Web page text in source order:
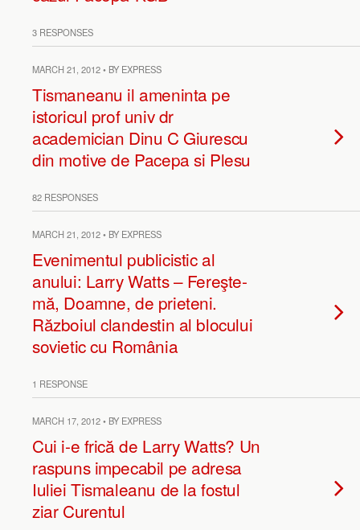
3 RESPONSES
MARCH 21, 2012 • BY EXPRESS
Tismaneanu il ameninta pe
istoricul prof univ dr
academician Dinu C Giurescu
din motive de Pacepa si Plesu
82 RESPONSES
MARCH 21, 2012 • BY EXPRESS
Evenimentul publicistic al
anului: Larry Watts – Fereşte-
mă, Doamne, de prieteni.
Războiul clandestin al blocului
sovietic cu România
1 RESPONSE
MARCH 17, 2012 • BY EXPRESS
Cui i-e frică de Larry Watts? Un
raspuns impecabil pe adresa
Iuliei Tismaleanu de la fostul
ziar Curentul